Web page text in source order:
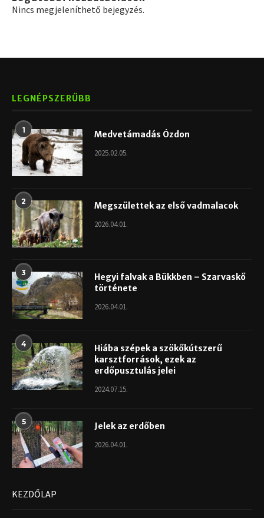
Nincs megjeleníthető bejegyzés.
LEGNÉPSZERŰBB
1 Medvetámadás Ózdon
2025.02.05.
2 Megszülettek az első vadmalacok
2026.04.01.
3
Hegyi falvak a Bükkben – Szarvaskő
története
2026.04.01.
4
Hiába szépek a szökőkútszerű
karsztforrások, ezek az
erdőpusztulás jelei
2024.07.15.
5 Jelek az erdőben
2026.04.01.
KEZDŐLAP